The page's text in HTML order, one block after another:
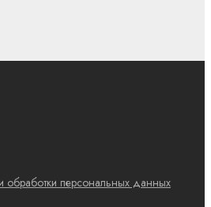
обработки персональных данных